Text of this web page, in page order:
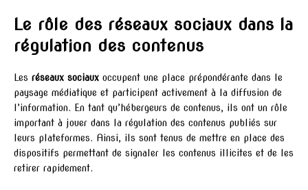
Le rôle des réseaux sociaux dans la
régulation des contenus
Les réseaux sociaux occupent une place prépondérante dans le
paysage médiatique et participent activement à la diffusion de
l’information. En tant qu’hébergeurs de contenus, ils ont un rôle
important à jouer dans la régulation des contenus publiés sur
leurs plateformes. Ainsi, ils sont tenus de mettre en place des
dispositifs permettant de signaler les contenus illicites et de les
retirer rapidement.